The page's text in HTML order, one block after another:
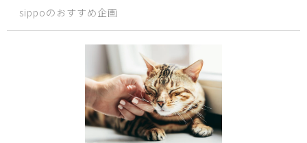
sippoのおすすめ企画